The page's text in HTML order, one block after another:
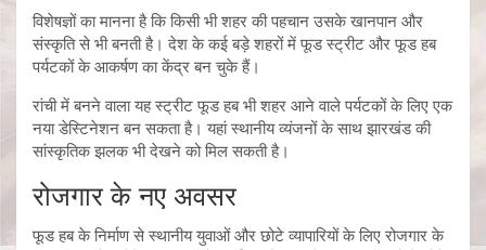
विशेषज्ञों का मानना है कि किसी भी शहर की पहचान उसके खानपान और
संस्कृति से भी बनती है। देश के कई बड़े शहरों में फूड स्ट्रीट और फूड हब
पर्यटकों के आकर्षण का केंद्र बन चुके हैं।
रांची में बनने वाला यह स्ट्रीट फूड हब भी शहर आने वाले पर्यटकों के लिए एक
नया डेस्टिनेशन बन सकता है। यहां स्थानीय व्यंजनों के साथ झारखंड की
सांस्कृतिक झलक भी देखने को मिल सकती है।
रोजगार के नए अवसर
फूड हब के निर्माण से स्थानीय युवाओं और छोटे व्यापारियों के लिए रोजगार के